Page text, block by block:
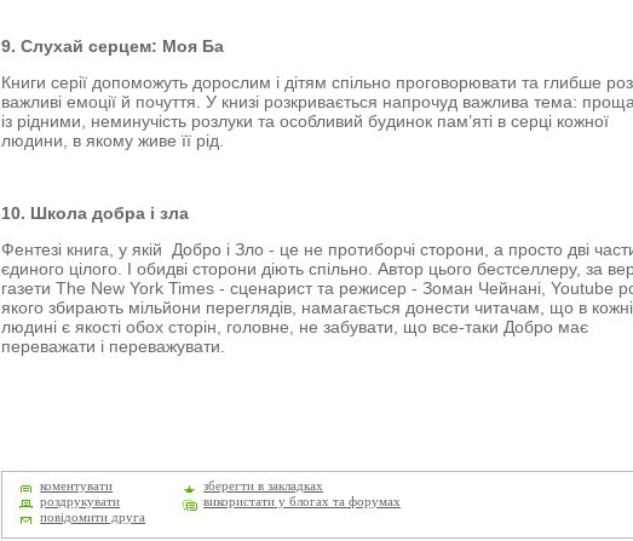
9. Слухай серцем: Моя Ба
Книги серії допоможуть дорослим і дітям спільно проговорювати та глибше
важливі емоції й почуття. У книзі розкривається напрочуд важлива тема:
із рідними, неминучість розлуки та особливий будинок пам’яті в серці кожної
людини, в якому живе її рід.
10. Школа добра і зла
Фентезі книга, у якій Добро і Зло - це не протиборчі сторони, а просто дві
єдиного цілого. І обидві сторони діють спільно. Автор цього бестселлеру, за
газети The New York Times - сценарист та режисер - Зоман Чейнані, Youtube
якого збирають мільйони переглядів, намагається донести читачам, що в
людині є якості обох сторін, головне, не забувати, що все-таки Добро має
переважати і переважувати.
коментувати
зберегти в закладках
роздрукувати
використати у блогах та форумах
повідомити друга